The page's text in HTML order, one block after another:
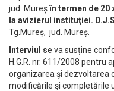
jud. Mureșîn termen de 20
la avizierul instituţiei.
Tg.Mureș, jud. Mureș.
Interviul se va susține
H.G.R. nr. 611/2008 pentru
organizarea şi dezvoltarea
modificările şi completările